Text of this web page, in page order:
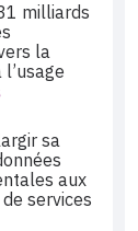
milliards
la
sa
aux
services